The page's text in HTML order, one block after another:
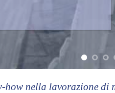
how nella lavorazione